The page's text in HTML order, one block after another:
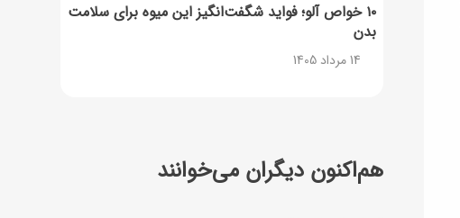
۱۰ خواص آلو؛ فواید شگفت‌انگیز این میوه برای سلامت
بدن
14 مرداد 1405
هم‌اکنون دیگران می‌خوانند